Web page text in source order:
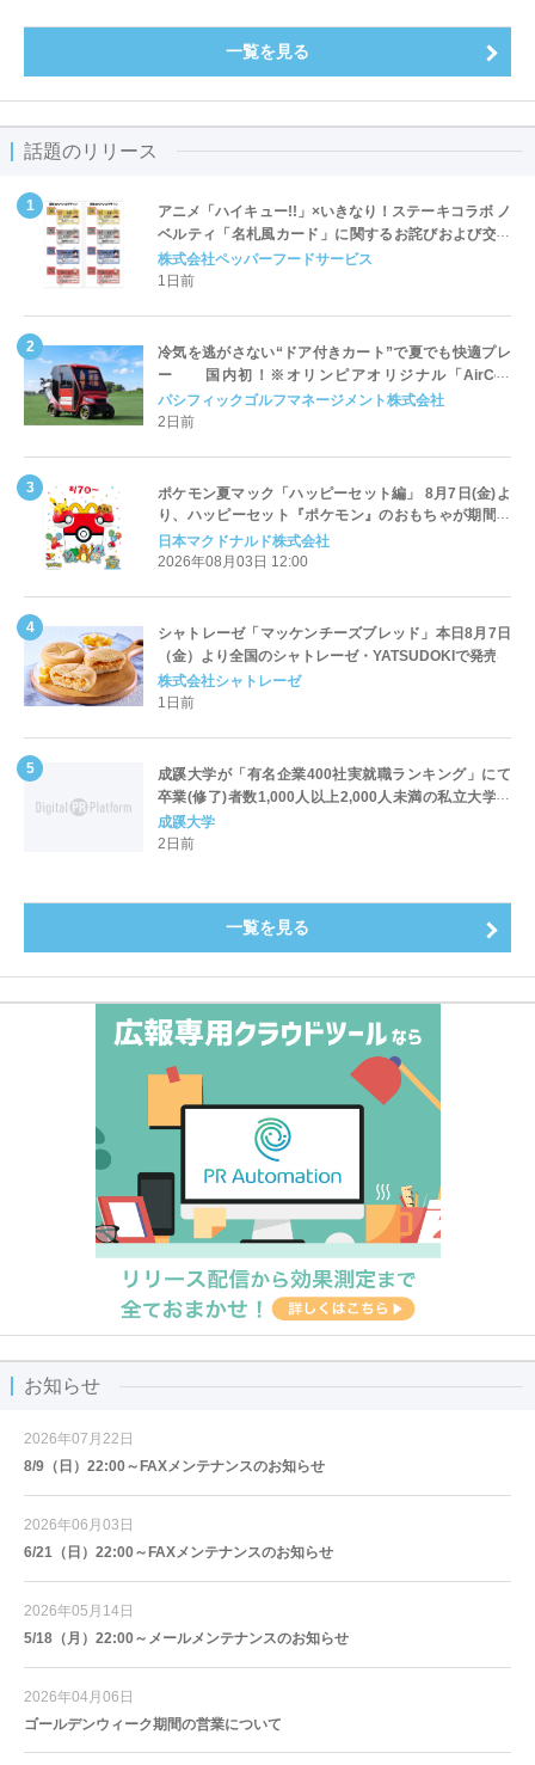
一覧を見る
話題のリリース
アニメ「ハイキュー!!」×いきなり！ステーキコラボ ノ
ベルティ「名札風カード」に関するお詫びおよび交換
対応についてのご案内
株式会社ペッパーフードサービス
1日前
冷気を逃がさない“ドア付きカート”で夏でも快適プレ
ー 国内初！※オリンピアオリジナル「AirCon
Cart（エアコンカート）」導入 | ＰＧＭ
パシフィックゴルフマネージメント株式会社
2日前
ポケモン夏マック「ハッピーセット編」 8月7日(金)よ
り、ハッピーセット『ポケモン』のおもちゃが期間限
定登場
日本マクドナルド株式会社
2026年08月03日 12:00
シャトレーゼ「マッケンチーズブレッド」本日8月7日
（金）より全国のシャトレーゼ・YATSUDOKIで発売
株式会社シャトレーゼ
1日前
成蹊大学が「有名企業400社実就職ランキング」にて
卒業(修了)者数1,000人以上2,000人未満の私立大学で
全国第1位を獲得！～実就職率は26.5%（前年比＋
4.3pt）に伸長、東京の私立大学でも10位にランクイン
成蹊大学
2日前
一覧を見る
お知らせ
2026年07月22日
8/9（日）22:00～FAXメンテナンスのお知らせ
2026年06月03日
6/21（日）22:00～FAXメンテナンスのお知らせ
2026年05月14日
5/18（月）22:00～メールメンテナンスのお知らせ
2026年04月06日
ゴールデンウィーク期間の営業について